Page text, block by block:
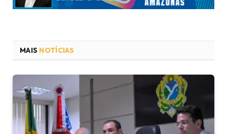
MAIS NOTÍCIAS